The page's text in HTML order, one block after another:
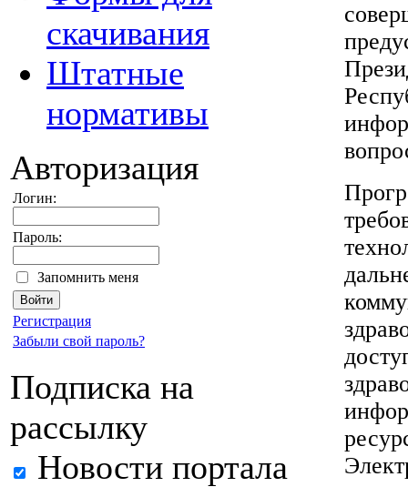
скачивания
Штатные
нормативы
Авторизация
Логин:
Пароль:
Запомнить меня
Регистрация
Забыли свой пароль?
Подписка на
рассылку
Новости портала